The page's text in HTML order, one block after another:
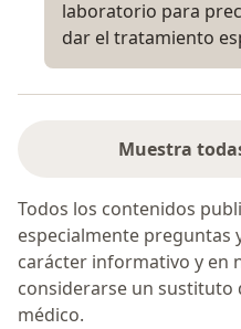
laboratorio para
dar el tratamiento
Muestra
Todos los contenidos
especialmente preguntas
carácter informativo y en
considerarse un sustituto
médico.